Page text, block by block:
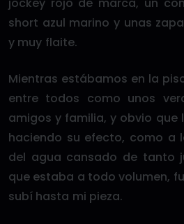
short azul marino y unas
y muy flaite.
Mientras estábamos en la
entre todos como unos
amigos y familia, y obvio que
haciendo su efecto, como a
del agua cansado de tanto
que estaba a todo volumen,
subí hasta mi pieza.